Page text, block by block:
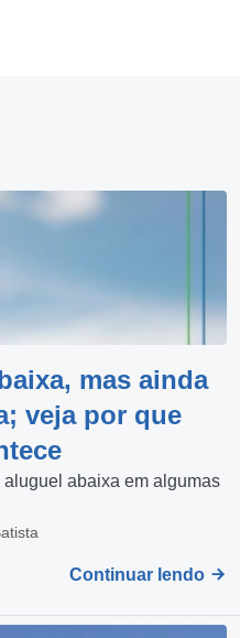
mas ainda
veja por que
abaixa em algumas
Continuar lendo